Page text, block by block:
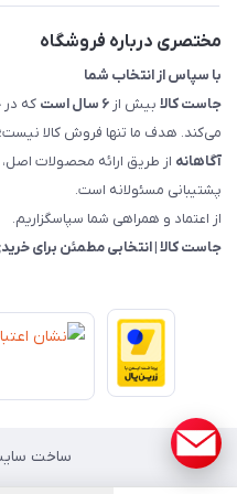
مختصری درباره فروشگاه
با سپاس از انتخاب شما
جاست کالا بیش از ۶ سال است
که در
می‌کند. هدف ما تنها فروش کالا
آگاهانه از طریق ارائه محصولات
پشتیبانی مسئولانه است.
از اعتماد و همراهی شما سپاسگزاریم.
جاست کالا | انتخابی مطمئن برای
ساخت